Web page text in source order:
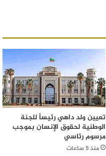
تعيين ولد داهي رئيساً للجنة
الوطنية لحقوق الإنسان بموجب
مرسوم رئاسي
منذ 5 ساعات